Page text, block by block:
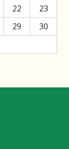
22
23
29
30